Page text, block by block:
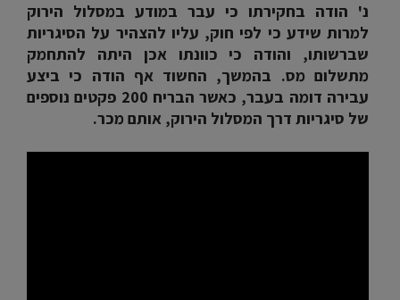
נ' הודה בחקירתו כי עבר במודע במסלול הירוק
למרות שידע כי לפי חוק, עליו להצהיר על הסיגריות
שברשותו, והודה כי כוונתו אכן היתה להתחמק
מתשלום מס. בהמשך, החשוד אף הודה כי ביצע
עבירה דומה בעבר, כאשר הבריח 200 פקטים נוספים
של סיגריות דרך המסלול הירוק, אותם מכר.